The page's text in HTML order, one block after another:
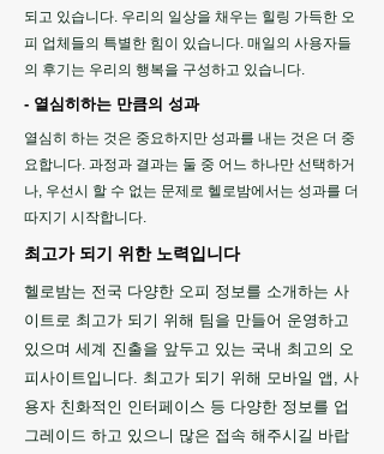
되고 있습니다. 우리의 일상을 채우는 힐링 가득한 오
피 업체들의 특별한 힘이 있습니다. 매일의 사용자들
의 후기는 우리의 행복을 구성하고 있습니다.
- 열심히하는 만큼의 성과
열심히 하는 것은 중요하지만 성과를 내는 것은 더 중
요합니다. 과정과 결과는 둘 중 어느 하나만 선택하거
나, 우선시 할 수 없는 문제로 헬로밤에서는 성과를 더
따지기 시작합니다.
최고가 되기 위한 노력입니다
헬로밤는 전국 다양한 오피 정보를 소개하는 사
이트로 최고가 되기 위해 팀을 만들어 운영하고
있으며 세계 진출을 앞두고 있는 국내 최고의 오
피사이트입니다. 최고가 되기 위해 모바일 앱, 사
용자 친화적인 인터페이스 등 다양한 정보를 업
그레이드 하고 있으니 많은 접속 해주시길 바랍